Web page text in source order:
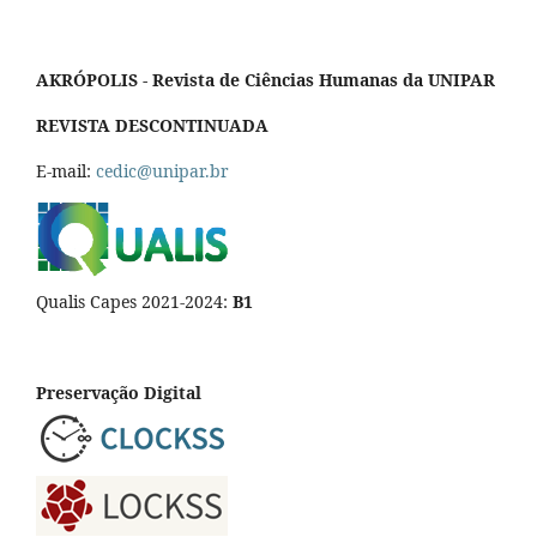
AKRÓPOLIS - Revista de Ciências Humanas da UNIPAR
REVISTA DESCONTINUADA
E-mail: cedic@unipar.br
Qualis Capes 2021-2024: B1
Preservação Digital